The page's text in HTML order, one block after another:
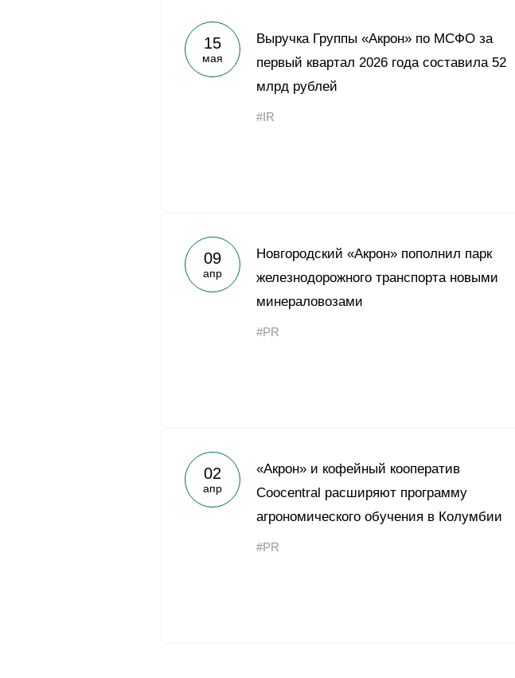
15
мая
Выручка Группы «Акрон» по МСФО за
первый квартал 2026 года составила 52
млрд рублей
#IR
09
апр
Новгородский «Акрон» пополнил парк
железнодорожного транспорта новыми
минераловозами
#PR
02
апр
«Акрон» и кофейный кооператив
Coocentral расширяют программу
агрономического обучения в Колумбии
#PR